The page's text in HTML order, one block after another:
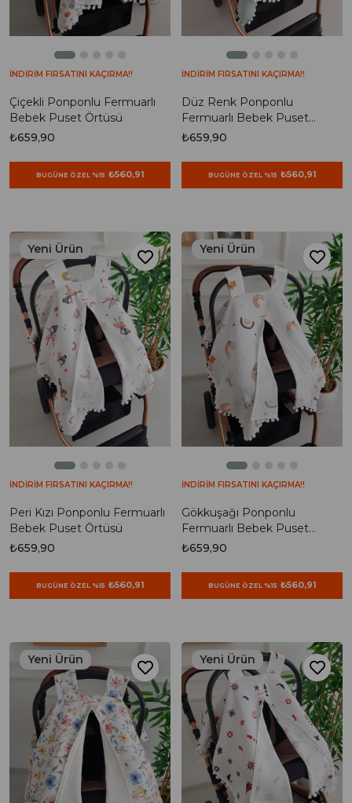
Çiçekli Ponponlu Fermuarlı
Bebek Puset Örtüsü
₺659,90
BUGÜNE ÖZEL %15 ₺560,91
İNDİRİM FIRSATINI KAÇIRMA!!
Düz Renk Ponponlu
Fermuarlı Bebek Puset
Örtüsü
₺659,90
BUGÜNE ÖZEL %15 ₺560,91
İNDİRİM FIRSATINI KAÇIRMA!!
Peri Kızı Ponponlu Fermuarlı
Bebek Puset Örtüsü
₺659,90
BUGÜNE ÖZEL %15 ₺560,91
İNDİRİM FIRSATINI KAÇIRMA!!
Yeni Ürün
Gökkuşağı Ponponlu
Fermuarlı Bebek Puset
Örtüsü
₺659,90
BUGÜNE ÖZEL %15 ₺560,91
İNDİRİM FIRSATINI KAÇIRMA!!
Yeni Ürün
Yeni Ürün Yeni Ürün